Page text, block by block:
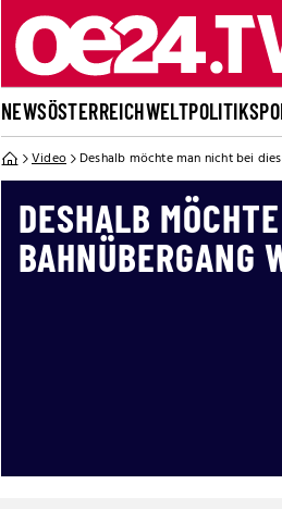
NEWSÖSTERREICHWELTPOLITIK
Video Deshalb möchte man nicht bei
DESHALB
BAHNÜBERGANG